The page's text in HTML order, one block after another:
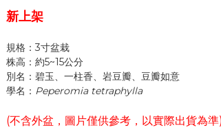
新上架
規格：3寸盆栽
株高：約5~15公分
別名：碧玉、一柱香、岩豆瓣、豆瓣如意
學名： Peperomia tetraphylla
(不含外盆，圖片僅供參考，以實際出貨為準)